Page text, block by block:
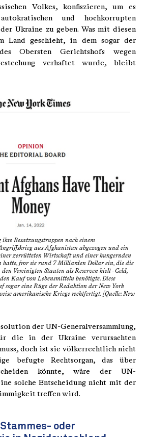
Volkes, konfiszieren, um es
und hochkorrupten
Ukraine zu geben. Was mit diesen
Land geschieht, in dem sogar der
Obersten Gerichtshofs wegen
verhaftet wurde, bleibt
Besatzungstruppen nach einem
aus Afghanistan abgezogen und ein
zerrütteten Wirtschaft und einer hungernden
hatte, fror sie rund 7 Milliarden Dollar ein, die die
Vereinigten Staaten als Reserven hielt - Geld,
Kauf von Lebensmitteln benötigte. Diese
sogar eine Rüge der Redaktion der New York
amerikanische Kriege rechtfertigt. [Quelle: New
der UN-Generalversammlung,
die in der Ukraine verursachten
muss, doch ist sie völkerrechtlich nicht
befugte Rechtsorgan, das über
könnte, wäre der UN-
solche Entscheidung nicht mit der
treffen wird.
oder